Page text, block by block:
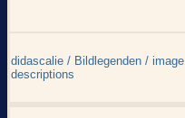
didascalie / Bildlegenden / image
descriptions